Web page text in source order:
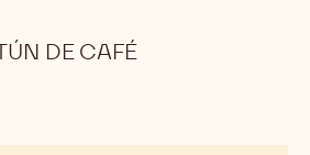
DE CAFÉ